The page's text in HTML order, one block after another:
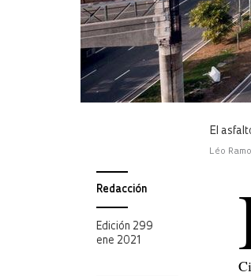
El
Léo
Redacción
Edición 299
ene 2021